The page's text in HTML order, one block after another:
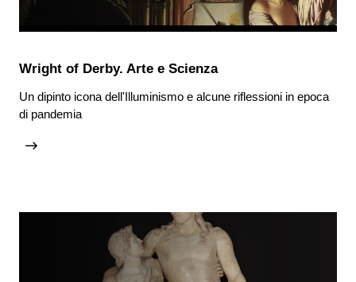
Wright of Derby. Arte e Scienza
Un dipinto icona dell'Illuminismo e alcune riflessioni in epoca
di pandemia